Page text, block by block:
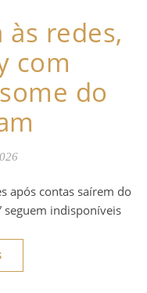
redes,
com
do
seguem indisponíveis